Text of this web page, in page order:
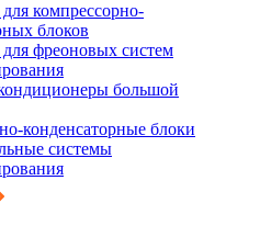
компрессорно-
блоков
фреоновых систем
большой
конденсаторные блоки
системы